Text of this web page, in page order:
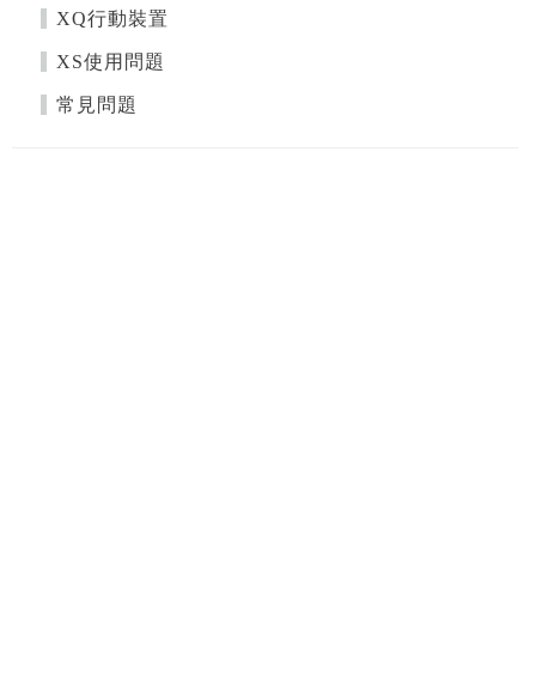
XQ行動裝置
XS使用問題
常見問題